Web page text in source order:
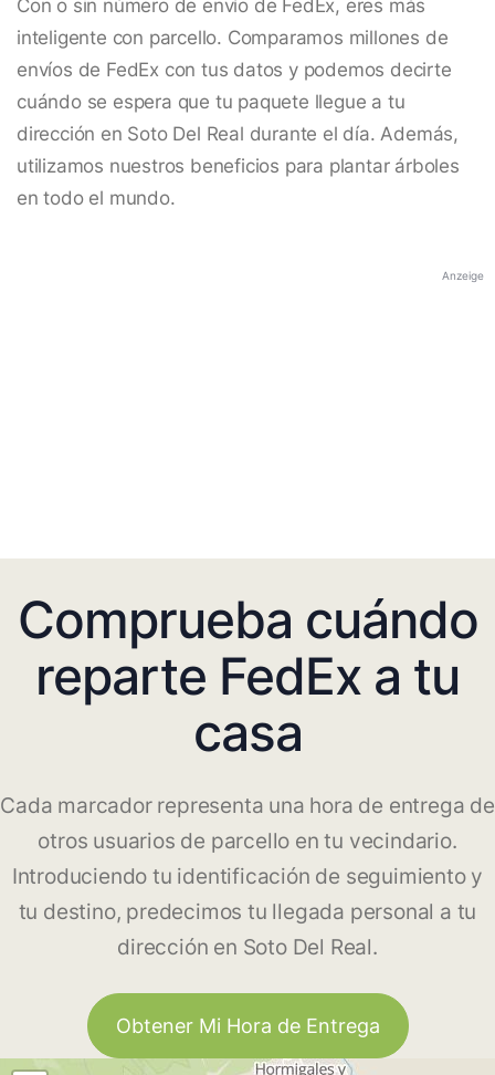
Con o sin número de envío de FedEx, eres más
inteligente con parcello. Comparamos millones de
envíos de FedEx con tus datos y podemos decirte
cuándo se espera que tu paquete llegue a tu
dirección en Soto Del Real durante el día. Además,
utilizamos nuestros beneficios para plantar árboles
en todo el mundo.
Anzeige
Comprueba cuándo
reparte FedEx a tu
casa
Cada marcador representa una hora de entrega de
otros usuarios de parcello en tu vecindario.
Introduciendo tu identificación de seguimiento y
tu destino, predecimos tu llegada personal a tu
dirección en Soto Del Real.
Obtener Mi Hora de Entrega